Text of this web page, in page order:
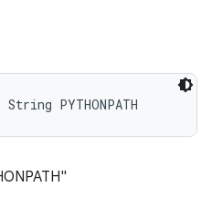
PYTHONPATH